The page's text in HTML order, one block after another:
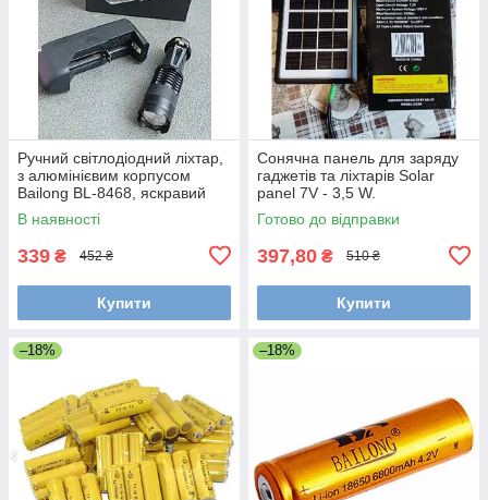
Ручний світлодіодний ліхтар,
з алюмінієвим корпусом
Bailong BL-8468, яскравий
В наявності
339 ₴ 452 ₴
Купити
Сонячна панель для заряду
гаджетів та ліхтарів Solar
panel 7V - 3,5 W.
Готово до відправки
397,80 ₴ 510 ₴
Купити
–18% –18%